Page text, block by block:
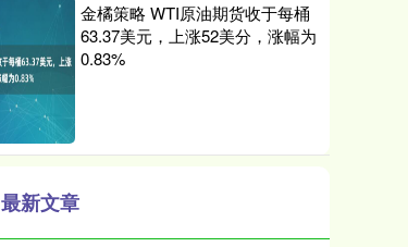
金橘策略 WTI原油期货收于每桶
63.37美元，上涨52美分，涨幅为
0.83%
最新文章